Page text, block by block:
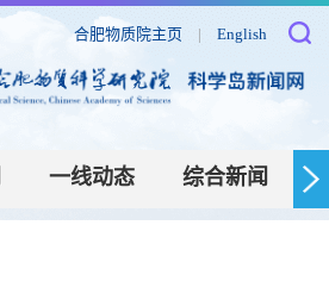
合肥物质院主页 | English
一线动态 综合新闻